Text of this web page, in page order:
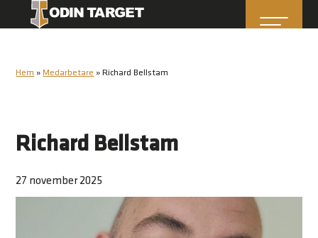
Hem »Medarbetare »Richard Bellstam
Richard Bellstam
27 november 2025